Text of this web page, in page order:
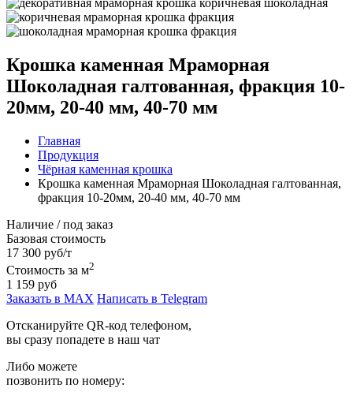
Крошка каменная Мраморная
Шоколадная галтованная, фракция 10-
20мм, 20-40 мм, 40-70 мм
Главная
Продукция
Чёрная каменная крошка
Крошка каменная Мраморная Шоколадная галтованная,
фракция 10-20мм, 20-40 мм, 40-70 мм
Наличие / под заказ
Базовая стоимость
17 300 руб/т
Стоимость за м2
1 159 руб
Заказать в MAX Написать в Telegram
Отсканируйте QR-код телефоном,
вы сразу попадете в наш чат
Либо можете
позвонить по номеру: